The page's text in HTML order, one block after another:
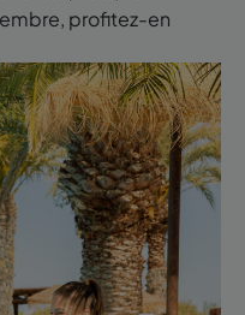
profitez-en